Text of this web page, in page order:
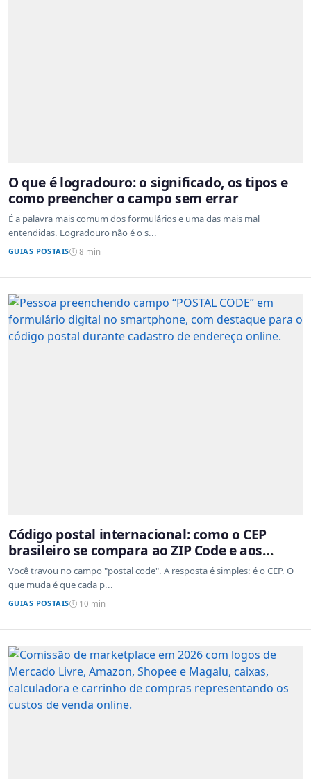
O que é logradouro: o significado, os tipos e
como preencher o campo sem errar
É a palavra mais comum dos formulários e uma das mais mal
entendidas. Logradouro não é o s...
GUIAS POSTAIS 8 min
Código postal internacional: como o CEP
brasileiro se compara ao ZIP Code e aos
sistemas de outros países
Você travou no campo "postal code". A resposta é simples: é o CEP. O
que muda é que cada p...
GUIAS POSTAIS 10 min